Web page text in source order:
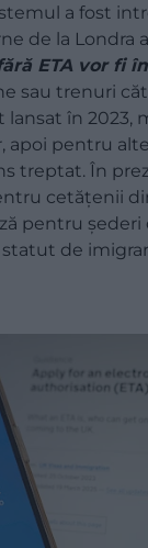
a fost
de la Londra
ETA vor fi
sau trenuri
lansat în 2023,
apoi pentru
treptat. În
cetățenii
pentru șederi
de